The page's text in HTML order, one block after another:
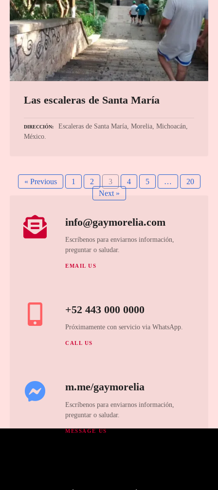
Las escaleras de Santa María
DIRECCIÓN
Escaleras de Santa María, Morelia, Michoacán,
México.
« Previous 1 2 3 4 5 …
20
Next »
info@gaymorelia.com
Escríbenos para enviarnos información,
preguntar o saludar.
EMAIL US
+52 443 000 0000
Próximamente con servicio via WhatsApp.
CALL US
m.me/gaymorelia
Escríbenos para enviarnos información,
preguntar o saludar.
MESSAGE US